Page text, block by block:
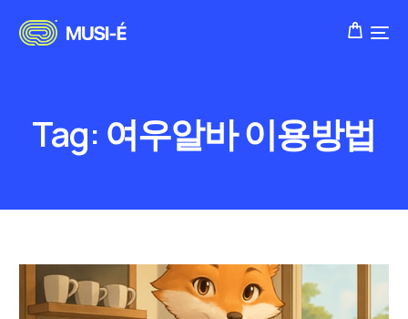
Tag: 여우알바 이용방법